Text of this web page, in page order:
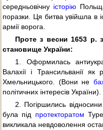
середньовічну історію
поразки. Ця битва увійшла в
армії ворога.
Проте з весни 1653 р.
становище України:
1. Оформилась
Валахії і Трансильванії як
Хмельницького. (Вони не
політичних інтересів України).
2. Погіршились
була під протекторатом
викликала невдоволення